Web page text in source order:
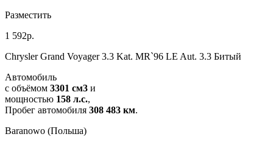
Разместить
1 592р.
Chrysler Grand Voyager 3.3 Kat. MR`96 LE Aut. 3.3 Битый
Автомобиль
c объёмом 3301 см3 и
мощностью 158 л.с.,
Пробег автомобиля 308 483 км.
Baranowo (Польша)